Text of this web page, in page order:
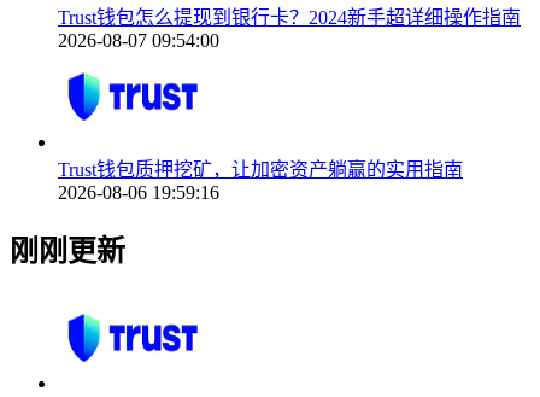
Trust钱包怎么提现到银行卡？2024新手超详细操作指南
2026-08-07 09:54:00
Trust钱包质押挖矿，让加密资产躺赢的实用指南
2026-08-06 19:59:16
刚刚更新